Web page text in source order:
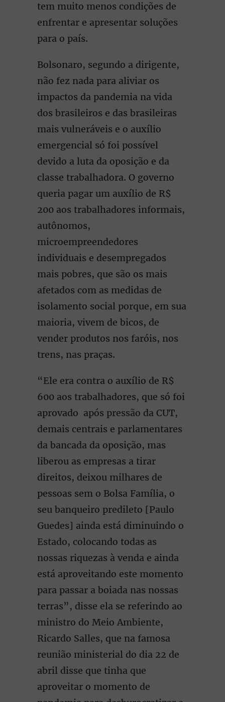
tem muito menos condições de
enfrentar e apresentar soluções
para o país.
Bolsonaro, segundo a dirigente,
não fez nada para aliviar os
impactos da pandemia na vida
dos brasileiros e das brasileiras
mais vulneráveis e o auxílio
emergencial só foi possível
devido a luta da oposição e da
classe trabalhadora. O governo
queria pagar um auxílio de R$
200 aos trabalhadores informais,
autônomos,
microempreendedores
individuais e desempregados
mais pobres, que são os mais
afetados com as medidas de
isolamento social porque, em sua
maioria, vivem de bicos, de
vender produtos nos faróis, nos
trens, nas praças.
“Ele era contra o auxílio de R$
600 aos trabalhadores, que só foi
aprovado após pressão da CUT,
demais centrais e parlamentares
da bancada da oposição, mas
liberou as empresas a tirar
direitos, deixou milhares de
pessoas sem o Bolsa Família, o
seu banqueiro predileto [Paulo
Guedes] ainda está diminuindo o
Estado, colocando todas as
nossas riquezas à venda e ainda
está aproveitando este momento
para passar a boiada nas nossas
terras”, disse ela se referindo ao
ministro do Meio Ambiente,
Ricardo Salles, que na famosa
reunião ministerial do dia 22 de
abril disse que tinha que
aproveitar o momento de